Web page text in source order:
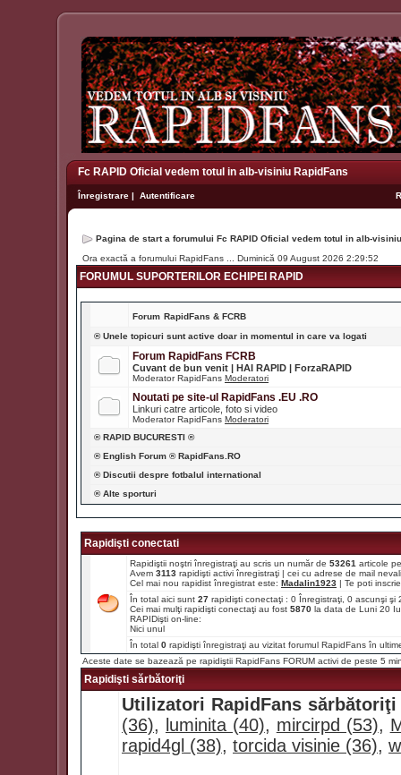
Fc RAPID Oficial vedem totul in alb-visiniu RapidFans
Înregistrare | Autentificare
Pagina de start a forumului Fc RAPID Oficial vedem totul in alb-
Ora exactă a forumului RapidFans ... Duminică 09 August 2026 2:29:52
FORUMUL SUPORTERILOR ECHIPEI RAPID
Forum RapidFans & FCRB
® Unele topicuri sunt active doar in momentul in care va logati
Forum RapidFans FCRB
Cuvant de bun venit | HAI RAPID | ForzaRAPID
Moderator RapidFans Moderatori
Noutati pe site-ul RapidFans .EU .RO
Linkuri catre articole, foto si video
Moderator RapidFans Moderatori
® RAPID BUCURESTI ®
® English Forum ® RapidFans.RO
® Discutii despre fotbalul international
® Alte sporturi
Rapidişti conectati
Rapidiştii noştri înregistraţi au scris un număr de 53261 articole
Avem 3113 rapidişti activi înregistraţi | cei cu adrese de mail
Cel mai nou rapidist înregistrat este: Madalin1923 | Te poti
În total aici sunt 27 rapidişti conectaţi : 0 Înregistraţi, 0 ascunşi
Cei mai mulţi rapidişti conectaţi au fost 5870 la data de Luni 20
RAPIDişti on-line:
Nici unul
În total 0 rapidişti înregistraţi au vizitat forumul RapidFans în
Aceste date se bazează pe rapidiştii RapidFans FORUM activi de peste 5
Rapidişti sărbătoriţi
Utilizatori RapidFans
(36), luminita (40), mircirpd (53),
rapid4gl (38), torcida visinie (36),